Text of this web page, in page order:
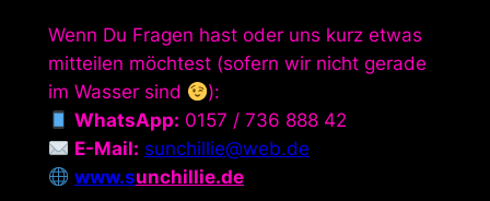
Wenn Du Fragen hast oder uns kurz etwas
mitteilen möchtest (sofern wir nicht gerade
im Wasser sind
):
WhatsApp: 0157 / 736 888 42
E-Mail: sunchillie@web.de
www.sunchillie.de